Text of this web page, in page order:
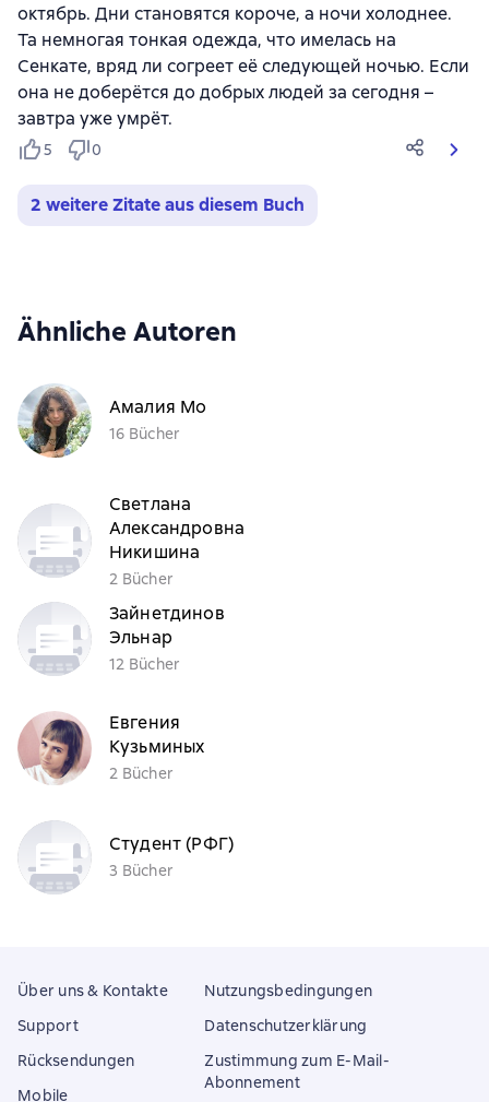
октябрь. Дни становятся короче, а ночи холоднее.
Та немногая тонкая одежда, что имелась на
Сенкате, вряд ли согреет её следующей ночью. Если
она не доберётся до добрых людей за сегодня –
завтра уже умрёт.
5 0
2 weitere Zitate aus diesem Buch
Ähnliche Autoren
Амалия Мо
16 Bücher
Светлана
Александровна
Никишина
2 Bücher
Зайнетдинов
Эльнар
12 Bücher
Евгения
Кузьминых
2 Bücher
Студент (РФГ)
3 Bücher
Über uns & Kontakte
Support
Rücksendungen
Mobile
Nutzungsbedingungen
Datenschutzerklärung
Zustimmung zum E-Mail-
Abonnement